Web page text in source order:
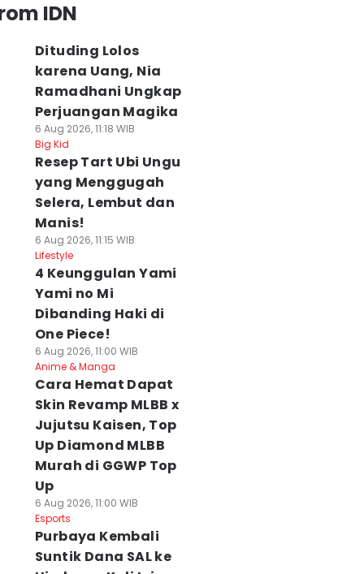
IDN
Dituding Lolos
karena Uang, Nia
Ramadhani Ungkap
Perjuangan Magika
6 Aug 2026, 11:18 WIB
Big Kid
Resep Tart Ubi Ungu
yang Menggugah
Selera, Lembut dan
Manis!
6 Aug 2026, 11:15 WIB
Lifestyle
4 Keunggulan Yami
Yami no Mi
Dibanding Haki di
One Piece!
6 Aug 2026, 11:00 WIB
Anime & Manga
Cara Hemat Dapat
Skin Revamp MLBB x
Jujutsu Kaisen, Top
Up Diamond MLBB
Murah di GGWP Top
Up
6 Aug 2026, 11:00 WIB
Esports
Purbaya Kembali
Suntik Dana SAL ke